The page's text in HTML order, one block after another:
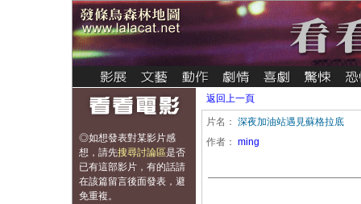
◎如想發表對某影片感
想， 請先搜尋討論區是否
已有這部影片，有的話請
在該篇留言後面發表，避
免重複。
返回上一頁
片名： 深夜加油站遇見蘇格拉底
作者： ming